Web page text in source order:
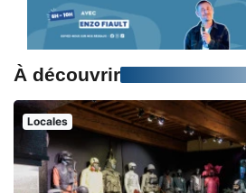
À découvrir
Locales